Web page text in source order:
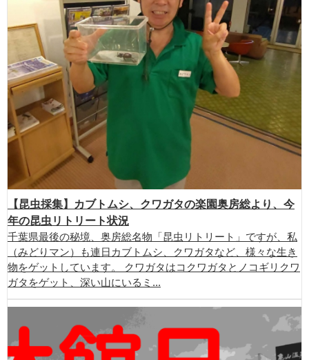
【昆虫採集】カブトムシ、クワガタの楽園奥房総より、今
年の昆虫リトリート状況
千葉県最後の秘境、奥房総名物「昆虫リトリート」ですが、私
（みどりマン）も連日カブトムシ、クワガタなど、様々な生き
物をゲットしています。 クワガタはコクワガタとノコギリクワ
ガタをゲット、深い山にいるミ...